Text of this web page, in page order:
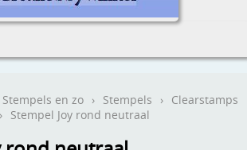
Stempels en zo › Stempels › Clearstamps
› Stempel Joy rond neutraal